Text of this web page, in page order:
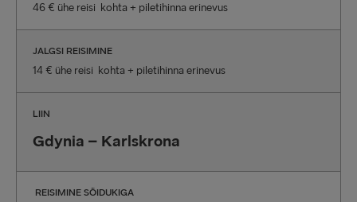
46 € ühe reisi kohta + piletihinna erinevus
JALGSI REISIMINE
14 € ühe reisi kohta + piletihinna erinevus
LIIN
Gdynia – Karlskrona
REISIMINE SÕIDUKIGA